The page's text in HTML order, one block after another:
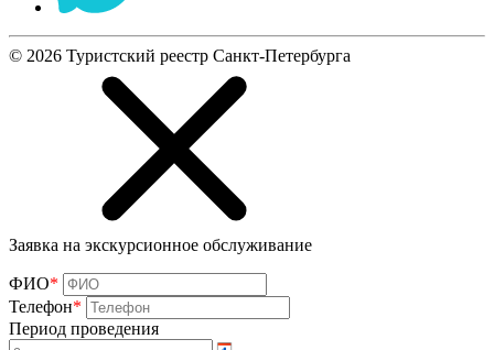
© 2026 Туристский реестр Санкт-Петербурга
Заявка на экскурсионное обслуживание
ФИО*
Телефон*
Период проведения